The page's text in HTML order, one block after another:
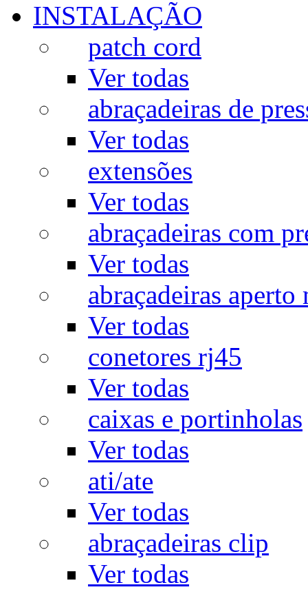
INSTALAÇÃO
patch cord
Ver todas
abraçadeiras de
Ver todas
extensões
Ver todas
abraçadeiras com
Ver todas
abraçadeiras aperto
Ver todas
conetores rj45
Ver todas
caixas e portinholas
Ver todas
ati/ate
Ver todas
abraçadeiras clip
Ver todas